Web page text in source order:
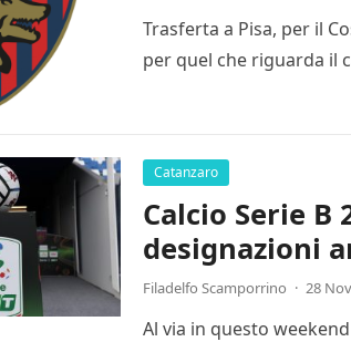
Trasferta a Pisa, per il
per quel che riguarda il
Catanzaro
Calcio Serie
designazioni
Filadelfo Scamporrino · 28
Al via in questo